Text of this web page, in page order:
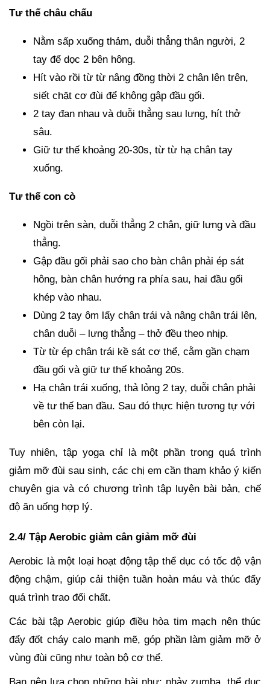
Tư thế châu chấu
Nằm sấp xuống thảm, duỗi thẳng thân người, 2
tay để dọc 2 bên hông.
Hít vào rồi từ từ nâng đồng thời 2 chân lên trên,
siết chặt cơ đùi để không gập đầu gối.
2 tay đan nhau và duỗi thẳng sau lưng, hít thở
sâu.
Giữ tư thế khoảng 20-30s, từ từ hạ chân tay
xuống.
Tư thế con cò
Ngồi trên sàn, duỗi thẳng 2 chân, giữ lưng và đầu
thẳng.
Gập đầu gối phải sao cho bàn chân phải ép sát
hông, bàn chân hướng ra phía sau, hai đầu gối
khép vào nhau.
Dùng 2 tay ôm lấy chân trái và nâng chân trái lên,
chân duỗi – lưng thẳng – thở đều theo nhịp.
Từ từ ép chân trái kề sát cơ thể, cằm gần chạm
đầu gối và giữ tư thế khoảng 20s.
Hạ chân trái xuống, thả lỏng 2 tay, duỗi chân phải
về tư thế ban đầu. Sau đó thực hiện tương tự với
bên còn lại.
Tuy nhiên, tập yoga chỉ là một phần trong quá trình
giảm mỡ đùi sau sinh, các chị em cần tham khảo ý kiến
chuyên gia và có chương trình tập luyện bài bản, chế
độ ăn uống hợp lý.
2.4/ Tập Aerobic giảm cân giảm mỡ đùi
Aerobic là một loại hoạt động tập thể dục có tốc độ vận
động chậm, giúp cải thiện tuần hoàn máu và thúc đẩy
quá trình trao đổi chất.
Các bài tập Aerobic giúp điều hòa tim mạch nên thúc
đẩy đốt cháy calo mạnh mẽ, góp phần làm giảm mỡ ở
vùng đùi cũng như toàn bộ cơ thể.